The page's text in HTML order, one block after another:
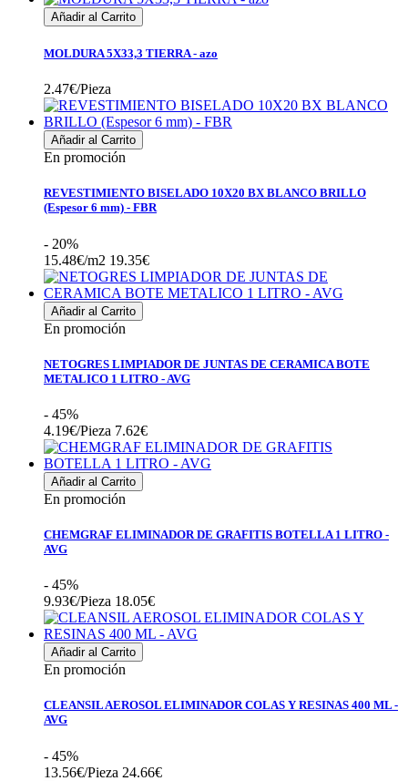
Añadir al Carrito
MOLDURA 5X33,3 TIERRA - azo
2.47€/Pieza
Añadir al Carrito
En promoción
REVESTIMIENTO BISELADO 10X20 BX BLANCO BRILLO
(Espesor 6 mm) - FBR
- 20%
15.48€/m2 19.35€
Añadir al Carrito
En promoción
NETOGRES LIMPIADOR DE JUNTAS DE CERAMICA BOTE
METALICO 1 LITRO - AVG
- 45%
4.19€/Pieza 7.62€
Añadir al Carrito
En promoción
CHEMGRAF ELIMINADOR DE GRAFITIS BOTELLA 1 LITRO -
AVG
- 45%
9.93€/Pieza 18.05€
Añadir al Carrito
En promoción
CLEANSIL AEROSOL ELIMINADOR COLAS Y RESINAS 400 ML -
AVG
- 45%
13.56€/Pieza 24.66€